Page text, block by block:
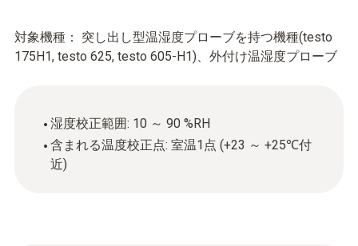
対象機種： 突し出し型温湿度プローブを持つ機種(testo
175H1, testo 625, testo 605-H1)、外付け温湿度プローブ
湿度校正範囲: 10 ～ 90 %RH
含まれる温度校正点: 室温1点 (+23 ～ +25℃付
近)